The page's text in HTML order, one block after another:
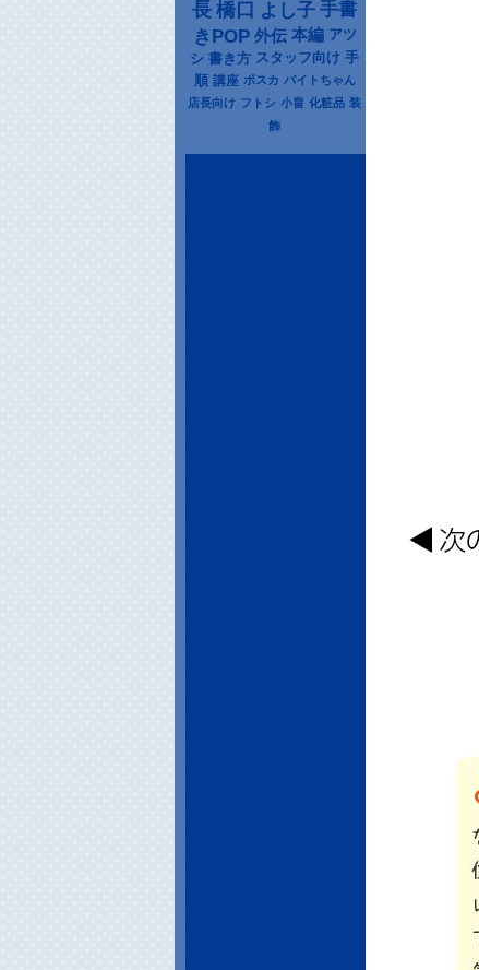
長 橋口 よし子 手書
きPOP 外伝 本編 アツ
シ 書き方 スタッフ向け 手
順 講座 ポスカ バイトちゃん
店長向け フトシ 小畠 化粧品 装
飾